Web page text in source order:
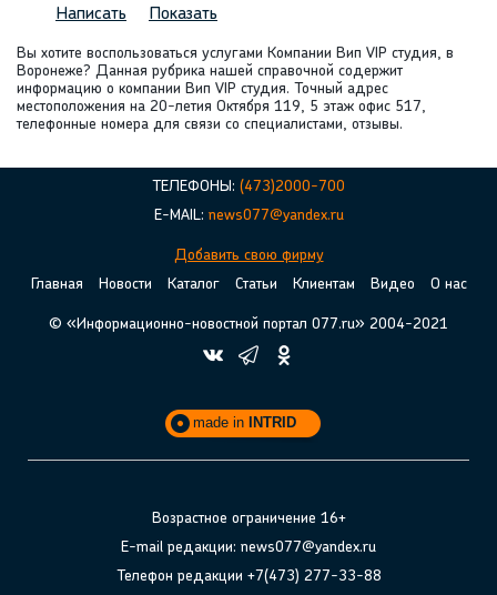
Написать Показать
Вы хотите воспользоваться услугами Компании Вип VIP студия, в
Воронеже? Данная рубрика нашей справочной содержит
информацию о компании Вип VIP студия. Точный адрес
местоположения на 20-летия Октября 119, 5 этаж офис 517,
телефонные номера для связи со специалистами, отзывы.
ТЕЛЕФОНЫ: (473)2000-700
E-MAIL: news077@yandex.ru
Добавить свою фирму
Главная
Новости Каталог Статьи Клиентам Видео О нас
© «Информационно-новостной портал 077.ru» 2004-2021
made in INTRID
Возрастное ограничение 16+
E-mail редакции: news077@yandex.ru
Телефон редакции +7(473) 277-33-88